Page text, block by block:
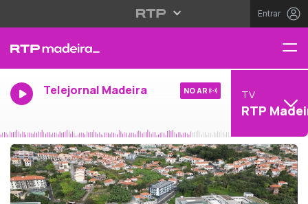
Entrar
Telejornal Madeira NO AR TV
RTP